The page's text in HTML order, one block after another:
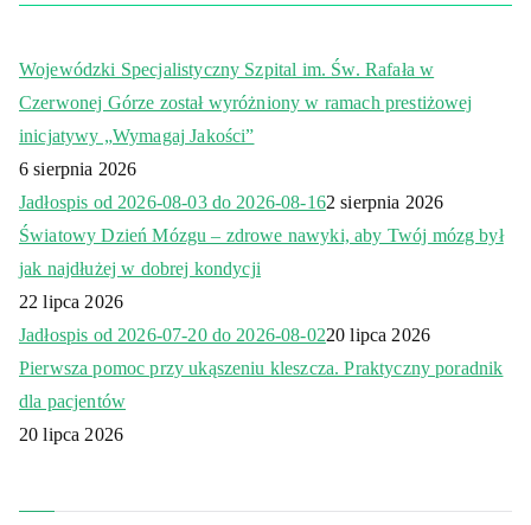
Wojewódzki Specjalistyczny Szpital im. Św. Rafała w
Czerwonej Górze został wyróżniony w ramach prestiżowej
inicjatywy „Wymagaj Jakości”
6 sierpnia 2026
Jadłospis od 2026-08-03 do 2026-08-162 sierpnia 2026
Światowy Dzień Mózgu – zdrowe nawyki, aby Twój mózg był
jak najdłużej w dobrej kondycji
22 lipca 2026
Jadłospis od 2026-07-20 do 2026-08-0220 lipca 2026
Pierwsza pomoc przy ukąszeniu kleszcza. Praktyczny poradnik
dla pacjentów
20 lipca 2026